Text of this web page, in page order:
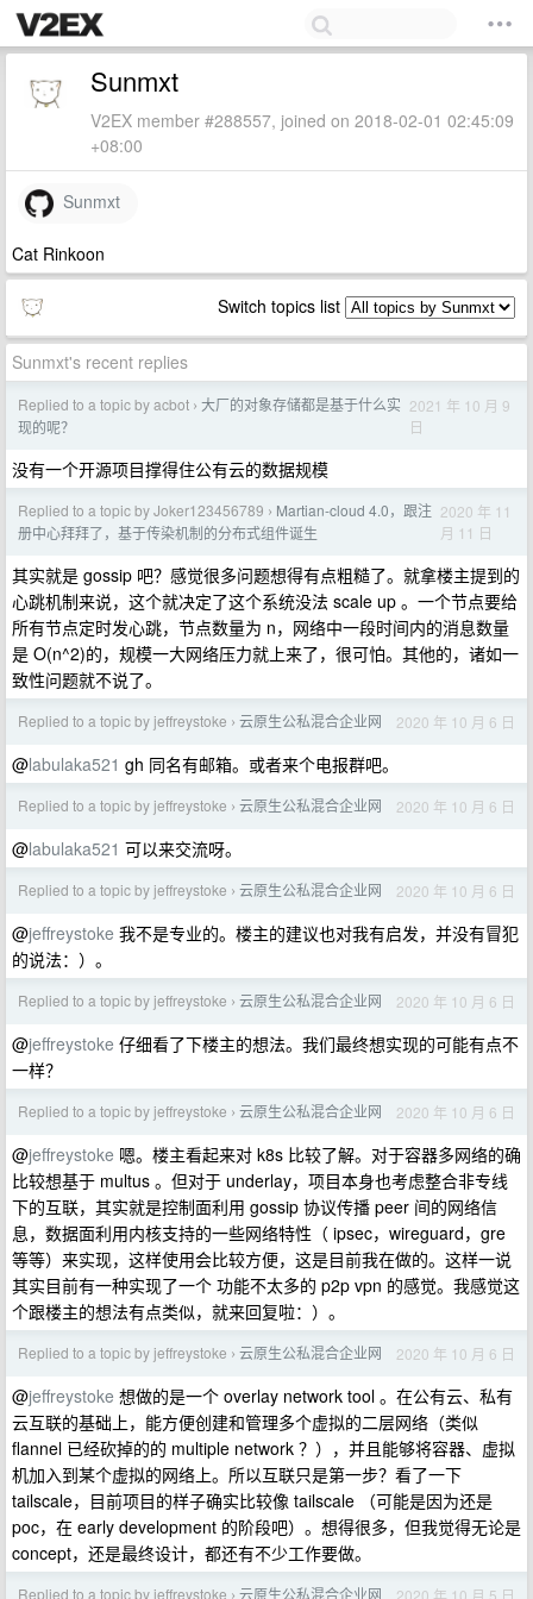
Sunmxt
V2EX member #288557, joined on 2018-02-01 02:45:09
+08:00
Sunmxt
Cat Rinkoon
Switch topics list
Sunmxt's recent replies
Replied to a topic by acbot › 大厂的对象存储都是基于什么实
现的呢？
2021 年 10 月 9
日
没有一个开源项目撑得住公有云的数据规模
Replied to a topic by Joker123456789 › Martian-cloud 4.0，跟注
册中心拜拜了，基于传染机制的分布式组件诞生
2020 年 11
月 11 日
其实就是 gossip 吧？感觉很多问题想得有点粗糙了。就拿楼主提到的
心跳机制来说，这个就决定了这个系统没法 scale up 。一个节点要给
所有节点定时发心跳，节点数量为 n，网络中一段时间内的消息数量
是 O(n^2)的，规模一大网络压力就上来了，很可怕。其他的，诸如一
致性问题就不说了。
Replied to a topic by jeffreystoke › 云原生公私混合企业网 2020 年 10 月 6 日
@labulaka521 gh 同名有邮箱。或者来个电报群吧。
Replied to a topic by jeffreystoke › 云原生公私混合企业网 2020 年 10 月 6 日
@labulaka521 可以来交流呀。
Replied to a topic by jeffreystoke › 云原生公私混合企业网 2020 年 10 月 6 日
@jeffreystoke 我不是专业的。楼主的建议也对我有启发，并没有冒犯
的说法：）。
Replied to a topic by jeffreystoke › 云原生公私混合企业网 2020 年 10 月 6 日
@jeffreystoke 仔细看了下楼主的想法。我们最终想实现的可能有点不
一样？
Replied to a topic by jeffreystoke › 云原生公私混合企业网 2020 年 10 月 6 日
@jeffreystoke 嗯。楼主看起来对 k8s 比较了解。对于容器多网络的确
比较想基于 multus 。但对于 underlay，项目本身也考虑整合非专线
下的互联，其实就是控制面利用 gossip 协议传播 peer 间的网络信
息，数据面利用内核支持的一些网络特性（ ipsec，wireguard，gre
等等）来实现，这样使用会比较方便，这是目前我在做的。这样一说
其实目前有一种实现了一个 功能不太多的 p2p vpn 的感觉。我感觉这
个跟楼主的想法有点类似，就来回复啦：）。
Replied to a topic by jeffreystoke › 云原生公私混合企业网 2020 年 10 月 6 日
@jeffreystoke 想做的是一个 overlay network tool 。在公有云、私有
云互联的基础上，能方便创建和管理多个虚拟的二层网络（类似
flannel 已经砍掉的的 multiple network ？），并且能够将容器、虚拟
机加入到某个虚拟的网络上。所以互联只是第一步？看了一下
tailscale，目前项目的样子确实比较像 tailscale （可能是因为还是
poc，在 early development 的阶段吧）。想得很多，但我觉得无论是
concept，还是最终设计，都还有不少工作要做。
Replied to a topic by jeffreystoke › 云原生公私混合企业网 2020 年 10 月 5 日